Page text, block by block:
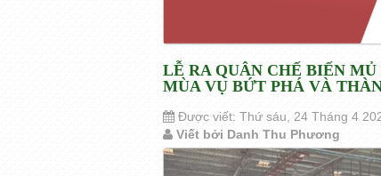
LỄ RA QUÂN CHẾ BIẾN
MÙA VỤ BỨT PHÁ VÀ
Được viết: Thứ sáu, 24 Tháng 4
Viết bởi Danh Thu Phương